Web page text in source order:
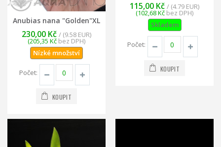
Anubias nana "Golden"XL
230,00 Kč / (9.58 EUR)
(205,35 Kč bez DPH)
Nízké množství
Počet:
KOUPIT
115,00 Kč / (4.79 EUR)
(102,68 Kč bez DPH)
Skladem
Počet:
KOUPIT